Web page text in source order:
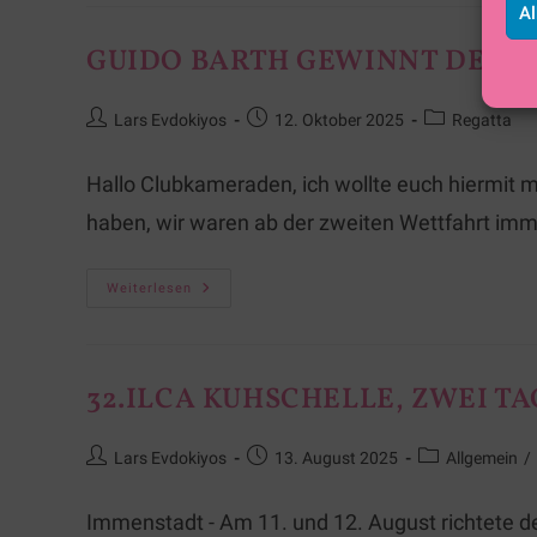
GUIDO BARTH GEWINNT DEN
Lars Evdokiyos 12. Oktober 2025 Regatta
Hallo Clubkameraden, ich wollte euch hiermit
haben, wir waren ab der zweiten Wettfahrt
Weiterlesen
32.ILCA KUHSCHELLE, ZWEI
Lars Evdokiyos 13. August 2025 Allgemein /
Immenstadt - Am 11. und 12. August richtete